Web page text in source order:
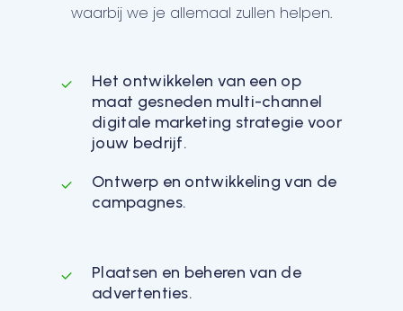
waarbij we je allemaal zullen helpen.
Het ontwikkelen van een op
maat gesneden multi-channel
digitale marketing strategie voor
jouw bedrijf.
Ontwerp en ontwikkeling van de
campagnes.
Plaatsen en beheren van de
advertenties.